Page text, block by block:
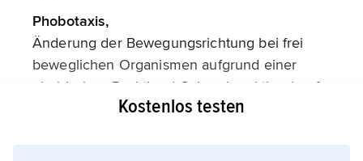
Phobotaxis,
Änderung der Bewegungsrichtung bei frei
beweglichen Organismen aufgrund einer
phobischen Reaktion (»Schreckreaktion«) auf
eine Intensitätsänderung von einwirkenden
Kostenlos testen